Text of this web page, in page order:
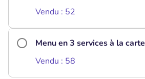
Vendu : 52
Menu en 3 services à la carte
Vendu : 58